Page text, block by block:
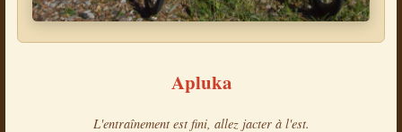
Apluka
L'entraînement est fini, allez jacter à l'est.